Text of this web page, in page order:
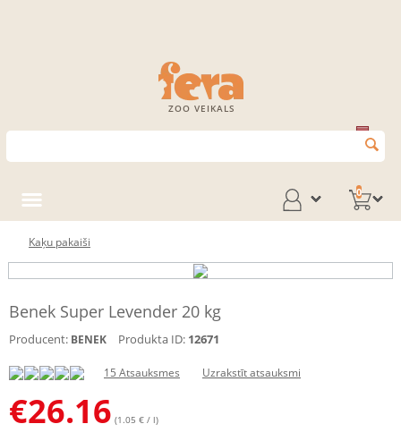
ZOO VEIKALS
0
Kaķu pakaiši
Benek Super Levender 20 kg
Producent: BENEK Produkta ID: 12671
15 Atsauksmes Uzrakstīt atsauksmi
€26.16 (1.05 € / l)